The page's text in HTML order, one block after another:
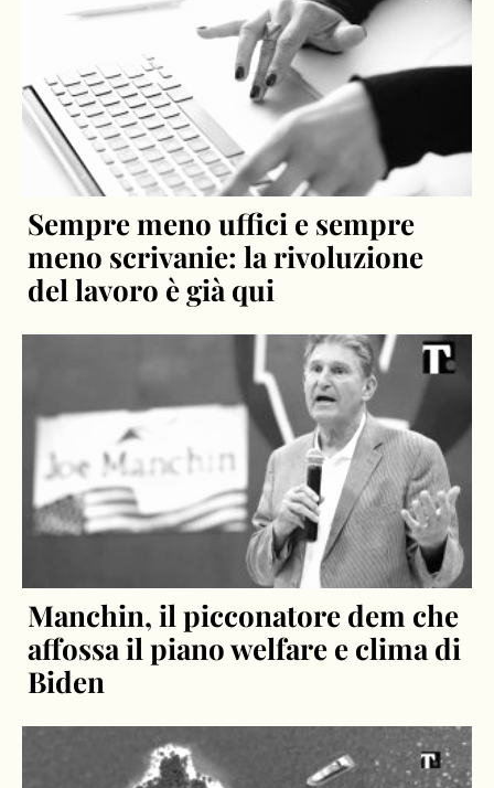
Sempre meno uffici e sempre
meno scrivanie: la rivoluzione
del lavoro è già qui
Manchin, il picconatore dem che
affossa il piano welfare e clima di
Biden